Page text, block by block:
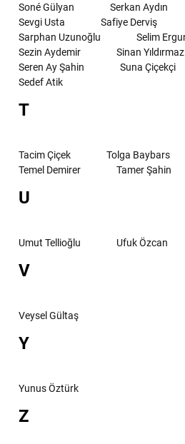
Soné Gülyan Serkan Aydın
Sevgi Usta
Safiye Derviş
Sarphan Uzunoğlu
Selim
Sezin Aydemir
Sinan Yıldırmaz
Seren Ay Şahin
Suna Çiçekçi
Sedef Atik
T
Tacim Çiçek Tolga Baybars
Temel Demirer
Tamer Şahin
U
Umut Tellioğlu Ufuk Özcan
V
Veysel Gültaş
Y
Yunus Öztürk
Z